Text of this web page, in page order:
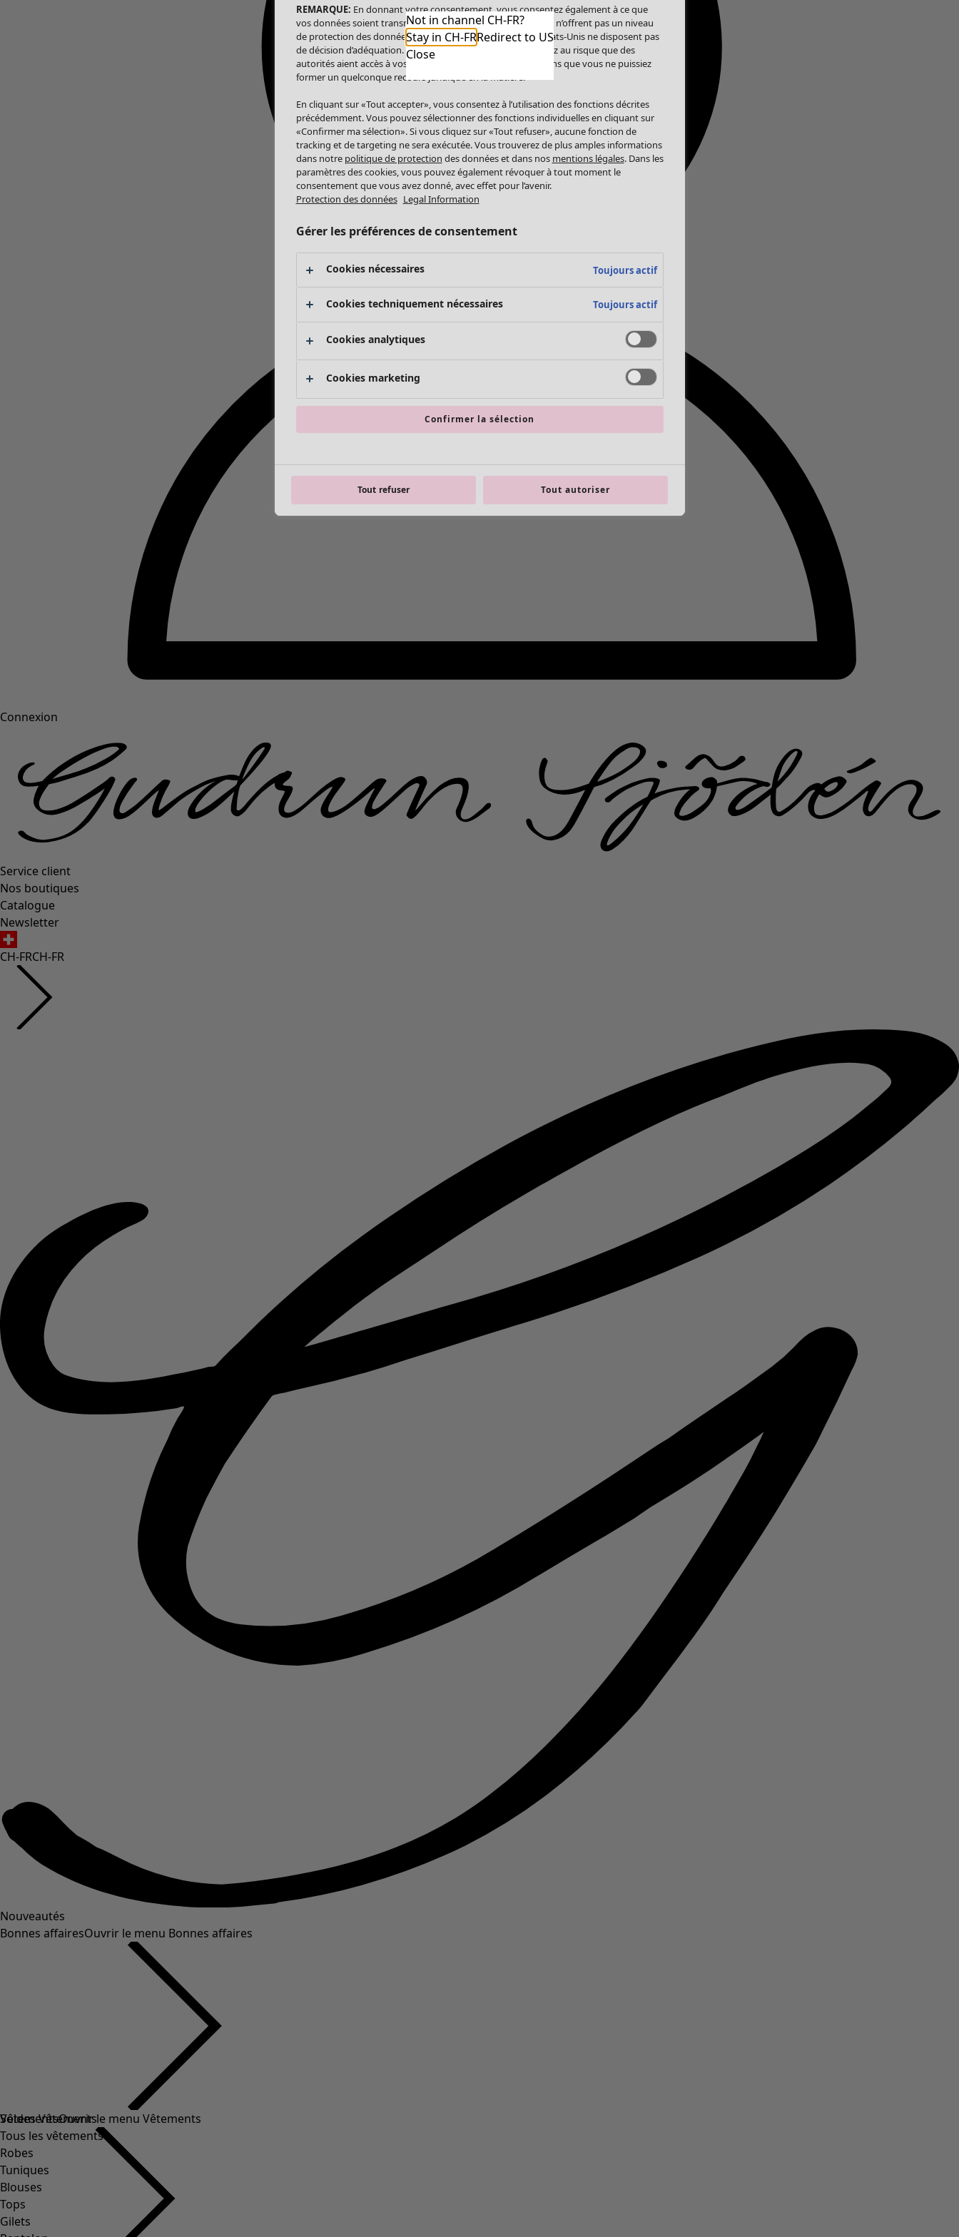
Connexion
Service client
Nos boutiques
Catalogue
Newsletter
CH-FRCH-FR
Nouveautés
Bonnes affairesOuvrir le menu Bonnes affaires
Soldes Vêtements
Tous les vêtements
Robes
Tuniques
Blouses
Tops
Gilets
VêtementsOuvrir le menu Vêtements
Not in channel CH-FR?
Stay in CH-FRRedirect to US
Close
REMARQUE: En donnant votre consentement, vous consentez également à ce que
vos données soient transmises aux États-Unis. Les États-Unis n’offrent pas un niveau
de protection des données comparable à celui de l’UE. Les États-Unis ne disposent pas
de décision d’adéquation. Par conséquent, vous vous exposez au risque que des
autorités aient accès à vos données à caractère personnel sans que vous ne puissiez
former un quelconque recours juridique en la matière.
En cliquant sur «Tout accepter», vous consentez à l’utilisation des fonctions décrites
précédemment. Vous pouvez sélectionner des fonctions individuelles en cliquant sur
«Confirmer ma sélection». Si vous cliquez sur «Tout refuser», aucune fonction de
tracking et de targeting ne sera exécutée. Vous trouverez de plus amples informations
dans notre politique de protection des données et dans nos mentions légales. Dans les
paramètres des cookies, vous pouvez également révoquer à tout moment le
consentement que vous avez donné, avec effet pour l’avenir.
Protection des données Legal Information
Gérer les préférences de consentement
Cookies nécessaires Toujours actif
Cookies techniquement nécessaires Toujours actif
Cookies analytiques
Cookies marketing
Confirmer la sélection
Tout refuser Tout autoriser